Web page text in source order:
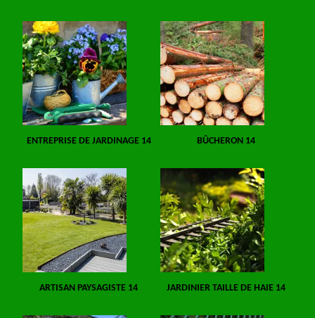
ENTREPRISE DE JARDINAGE 14 BÛCHERON 14
ARTISAN PAYSAGISTE 14 JARDINIER TAILLE DE HAIE 14